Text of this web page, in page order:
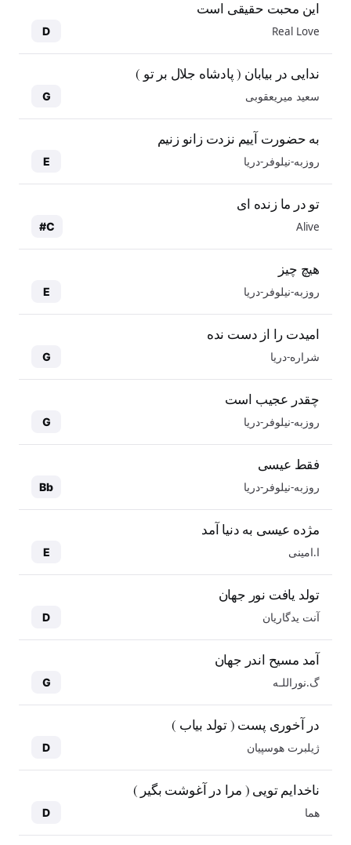
این محبت حقیقی است
Real Love
D
ندایی در بیابان ( پادشاه جلال بر تو )
سعید میریعقوبی G
به حضورت آییم نزدت زانو زنیم
روزبه-نیلوفر-دریا E
تو در ما زنده ای
Alive
C#
هیچ چیز
روزبه-نیلوفر-دریا E
امیدت را از دست نده
شراره-دریا G
چقدر عجیب است
روزبه-نیلوفر-دریا G
فقط عیسی
روزبه-نیلوفر-دریا Bb
مژده عیسی به دنیا آمد
ا.امینی E
تولد یافت نور جهان
آنت یدگاریان D
آمد مسیح اندر جهان
گ.نوراللـه G
در آخوری پست ( تولد بیاب )
ژیلبرت هوسپیان D
ناخدایم تویی ( مرا در آغوشت بگیر )
هما D